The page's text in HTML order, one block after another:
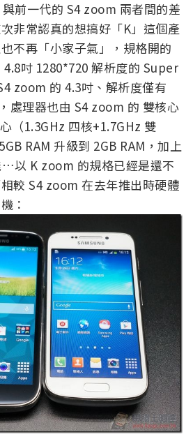
前一代的 S4 zoom 兩者間的差
非常認真的想搞好「K」這個產
不再「小家子氣」，規格開的
吋 1280*720 解析度的 Super
zoom 的 4.3吋、解析度僅有
處理器也由 S4 zoom 的 雙核心
（1.3GHz 四核+1.7GHz 雙
RAM 升級到 2GB RAM，加上
…以 K zoom 的規格已經是還不
較 S4 zoom 在去年推出時硬體
：